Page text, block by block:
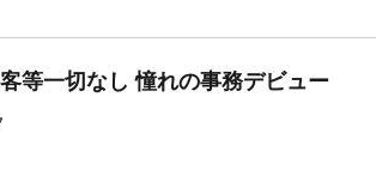
等一切なし 憧れの事務デビュー